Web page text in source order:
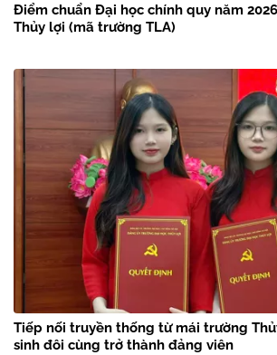
Điểm chuẩn Đại học chính quy năm
Thủy lợi (mã trường TLA)
Tiếp nối truyền thống từ mái trường
sinh đôi cùng trở thành đảng viên